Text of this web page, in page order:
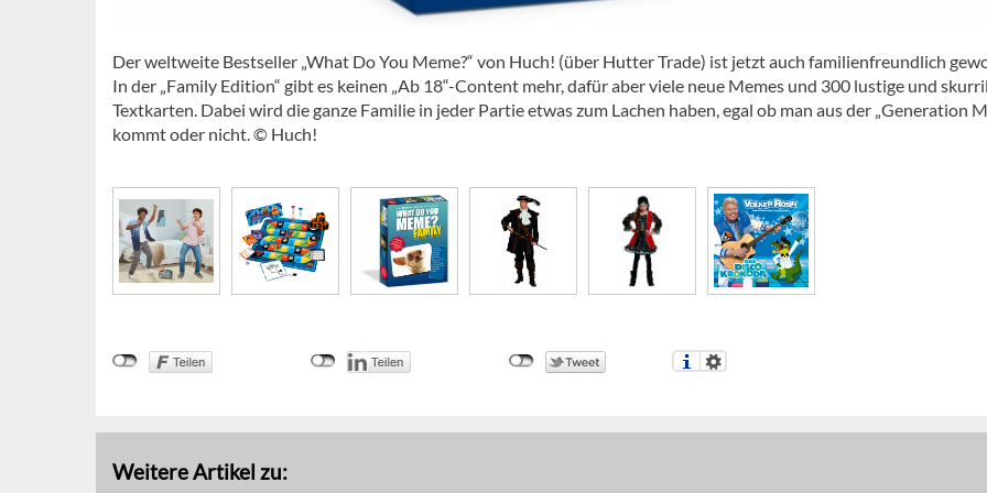
Der weltweite Bestseller „What Do You Meme?“ von Huch! (über Hutter Trade) ist jetzt auch familienfreundlich
In der „Family Edition“ gibt es keinen „Ab 18“-Content mehr, dafür aber viele neue Memes und 300 lustige und
Textkarten. Dabei wird die ganze Familie in jeder Partie etwas zum Lachen haben, egal ob man aus der „Generation
kommt oder nicht. © Huch!
Weitere Artikel zu: